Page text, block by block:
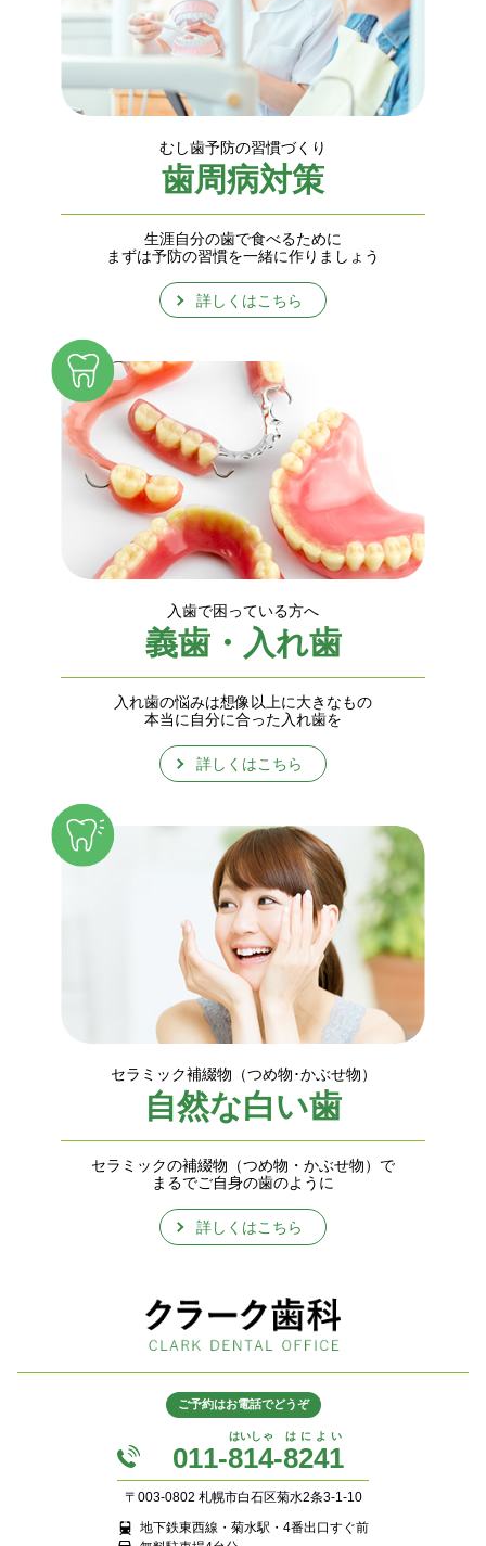
むし歯予防の習慣づくり
歯周病対策
生涯自分の歯で食べるために
まずは予防の習慣を一緒に作りましょう
詳しくはこちら
入歯で困っている方へ
義歯・入れ歯
入れ歯の悩みは想像以上に大きなもの
本当に自分に合った入れ歯を
詳しくはこちら
セラミック補綴物（つめ物･かぶせ物）
自然な白い歯
セラミックの補綴物（つめ物・かぶせ物）で
まるでご自身の歯のように
詳しくはこちら
ご予約はお電話でどうぞ
011-814
はいしゃ
-8241
はによい
〒003-0802 札幌市白石区菊水2条3-1-10
地下鉄東西線・菊水駅・4番出口すぐ前